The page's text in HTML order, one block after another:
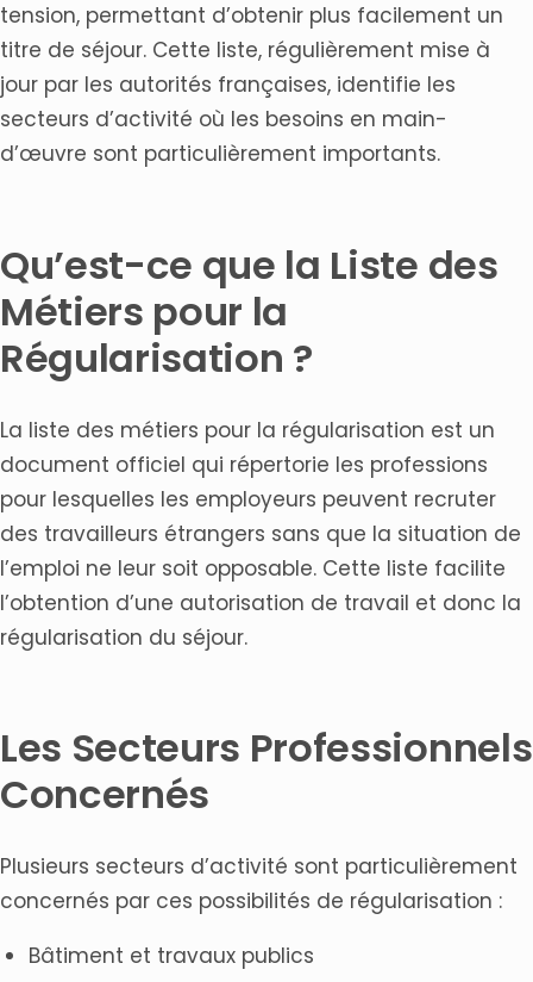
Quelles sont les ressources officielles pour consulter
la liste des professions éligibles à la régularisation ?
Comment se former aux métiers qui facilitent
l’obtention d’un permis de travail en France ?
Où trouver des informations fiables sur les critères de
régularisation par le travail en France ?
tension, permettant d’obtenir plus facilement un
titre de séjour. Cette liste, régulièrement mise à
jour par les autorités françaises, identifie les
secteurs d’activité où les besoins en main-
d’œuvre sont particulièrement importants.
Qu’est-ce que la Liste des
Métiers pour la
Régularisation ?
La liste des métiers pour la régularisation est un
document officiel qui répertorie les professions
pour lesquelles les employeurs peuvent recruter
des travailleurs étrangers sans que la situation de
l’emploi ne leur soit opposable. Cette liste facilite
l’obtention d’une autorisation de travail et donc la
régularisation du séjour.
Les Secteurs Professionnels
Concernés
Plusieurs secteurs d’activité sont particulièrement
concernés par ces possibilités de régularisation :
Bâtiment et travaux publics